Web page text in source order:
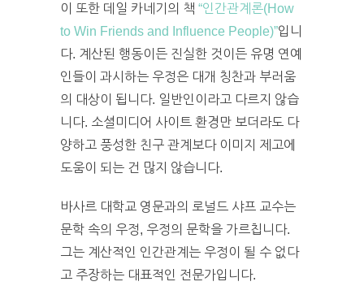
이 또한 데일 카네기의 책 “인간관계론(How
to Win Friends and Influence People)”입니
다. 계산된 행동이든 진실한 것이든 유명 연예
인들이 과시하는 우정은 대개 칭찬과 부러움
의 대상이 됩니다. 일반인이라고 다르지 않습
니다. 소셜미디어 사이트 환경만 보더라도 다
양하고 풍성한 친구 관계보다 이미지 제고에
도움이 되는 건 많지 않습니다.
바사르 대학교 영문과의 로널드 샤프 교수는
문학 속의 우정, 우정의 문학을 가르칩니다.
그는 계산적인 인간관계는 우정이 될 수 없다
고 주장하는 대표적인 전문가입니다.